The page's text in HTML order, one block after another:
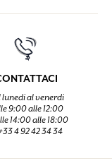
lunedi al venerdi
9:00 alle 12:00
14:00 alle 18:00
4 92 42 34 34